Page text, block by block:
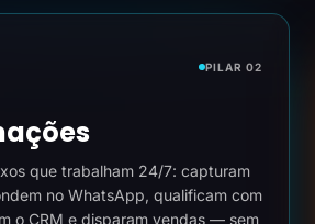
PILAR 02
que trabalham 24/7: capturam
no WhatsApp, qualificam com
o CRM e disparam vendas — sem